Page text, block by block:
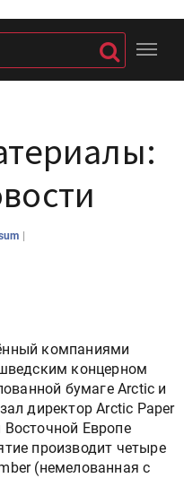
|
компаниями
концерном
бумаге Arctic и
директор Arctic Paper
Европе
производит четыре
(немелованная с